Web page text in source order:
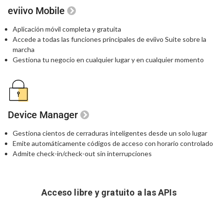
eviivo Mobile
Aplicación móvil completa y gratuita
Accede a todas las funciones principales de eviivo Suite sobre la
marcha
Gestiona tu negocio en cualquier lugary en cualquier momento
Device Manager
Gestiona cientos de cerraduras inteligentes desde un solo lugar
Emite automáticamente códigos de acceso con horario controlado
Admite check-in/check-out sin interrupciones
Acceso libre y gratuito a las APIs